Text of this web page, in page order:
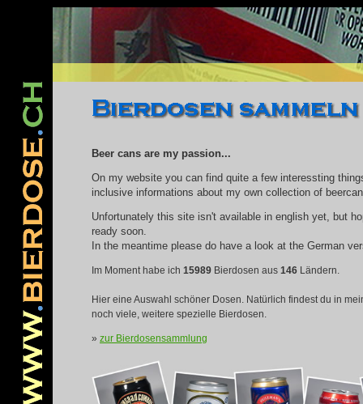
www.pridegoeseast.org コンバース ハイカット NIKE スニーカー バレンシアガ
Beer cans are my passion...
On my website you can find quite a few interessting
inclusive informations about my own collection of
Unfortunately this site isn't available in english yet, but
ready soon.
In the meantime please do have a look at the German
Im Moment habe ich 15989 Bierdosen aus 146 Ländern.
Hier eine Auswahl schöner Dosen. Natürlich findest du in
noch viele, weitere spezielle Bierdosen.
» zur Bierdosensammlung